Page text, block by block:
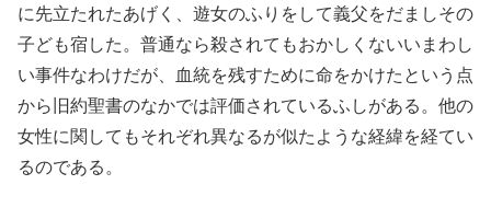
に先立たれたあげく、遊女のふりをして義父をだましその
子ども宿した。普通なら殺されてもおかしくないいまわし
い事件なわけだが、血統を残すために命をかけたという点
から旧約聖書のなかでは評価されているふしがある。他の
女性に関してもそれぞれ異なるが似たような経緯を経てい
るのである。